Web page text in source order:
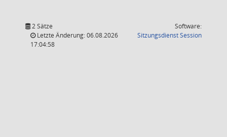
2 Sätze
Letzte Änderung: 06.08.2026
17:04:58
Software:
SitzungsdienstSession(Wird in